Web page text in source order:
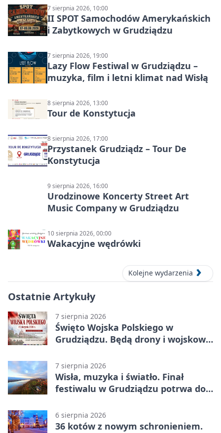
7 sierpnia 2026, 10:00
II SPOT Samochodów Amerykańskich
i Zabytkowych w Grudziądzu
7 sierpnia 2026, 19:00
Lazy Flow Festiwal w Grudziądzu –
muzyka, film i letni klimat nad Wisłą
8 sierpnia 2026, 13:00
Tour de Konstytucja
8 sierpnia 2026, 17:00
Przystanek Grudziądz – Tour De
Konstytucja
9 sierpnia 2026, 16:00
Urodzinowe Koncerty Street Art
Music Company w Grudziądzu
10 sierpnia 2026, 00:00
Wakacyjne wędrówki
Kolejne wydarzenia
Ostatnie Artykuły
7 sierpnia 2026
Święto Wojska Polskiego w
Grudziądzu. Będą drony i wojskowa
7 sierpnia 2026
Wisła, muzyka i światło. Finał
festiwalu w Grudziądzu potrwa do
6 sierpnia 2026
36 kotów z nowym schronieniem.